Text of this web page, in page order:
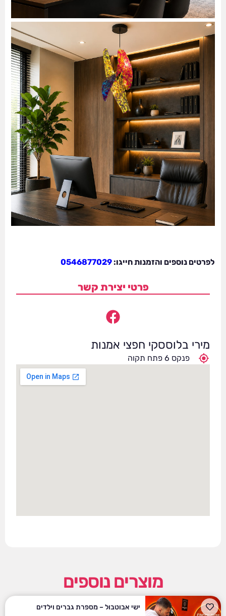
לפרטים נוספים והזמנות חייגו: 0546877029
פרטי יצירת קשר
מירי בלוססקי חפצי אמנות
פנקס 6 פתח תקוה
מוצרים נוספים
ישי אבוטבול – מספרת גברים וילדים